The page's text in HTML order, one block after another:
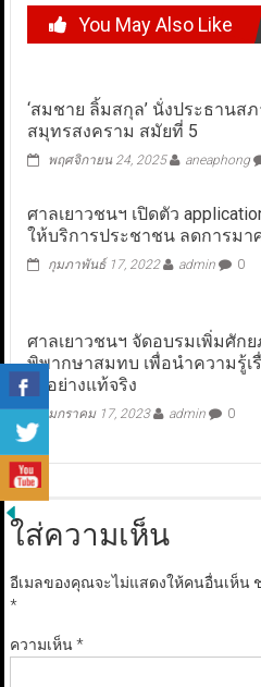
You May Also Like
‘สมชาย ลิ้มสกุล’ นั่งประธานส
สมุทรสงคราม สมัยที่ 5
พฤศจิกายน 24, 2025 aneaphong
ศาลเยาวชนฯ เปิดตัว
ให้บริการประชาชน ลดการมา
กุมภาพันธ์ 17, 2022 admin 0
ศาลเยาวชนฯ จัดอบรมเพิ่มศัก
พิพากษาสมทบ เพื่อนำความรู้เ
ได้อย่างแท้จริง
มกราคม 17, 2023 admin 0
ใส่ความเห็น
อีเมลของคุณจะไม่แสดงให้คนอื่นเห็น
*
ความเห็น*